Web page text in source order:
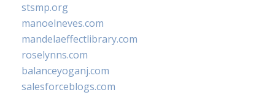
stsmp.org
manoelneves.com
mandelaeffectlibrary.com
roselynns.com
balanceyoganj.com
salesforceblogs.com